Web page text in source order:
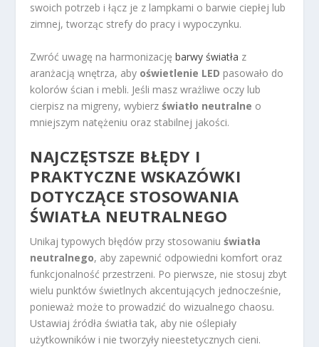
swoich potrzeb i łącz je z lampkami o barwie ciepłej lub
zimnej, tworząc strefy do pracy i wypoczynku.
Zwróć uwagę na harmonizacjębarwy światła z
aranżacją wnętrza, aby oświetlenie LED pasowało do
kolorów ścian i mebli. Jeśli masz wrażliwe oczy lub
cierpisz na migreny, wybierzświatło neutralne o
mniejszym natężeniu oraz stabilnej jakości.
NAJCZĘSTSZE BŁĘDY I
PRAKTYCZNE WSKAZÓWKI
DOTYCZĄCE STOSOWANIA
ŚWIATŁA NEUTRALNEGO
Unikaj typowych błędów przy stosowaniuświatła
neutralnego, aby zapewnić odpowiedni komfort oraz
funkcjonalność przestrzeni. Po pierwsze, nie stosuj zbyt
wielu punktów świetlnych akcentujących jednocześnie,
ponieważ może to prowadzić do wizualnego chaosu.
Ustawiaj źródła światła tak, aby nie oślepiały
użytkowników i nie tworzyły nieestetycznych cieni.